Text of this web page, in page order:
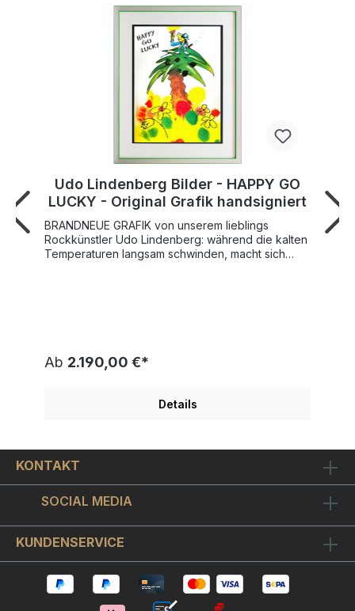
Udo Lindenberg Bilder - HAPPY GO
LUCKY - Original Grafik handsigniert
BRANDNEUE GRAFIK von unserem lieblings
Rockkünstler Udo Lindenberg: während die kalten
Temperaturen langsam schwinden, macht sich
kommen bei diesem Motiv die herrlich
"HAPPY GO LUCKY" ist vom Künstler handsigniert
und auf nur 300 Exemplare weltweit limitiert und
Nummerierung ist nur ein Beispiel. Einen
geschmackvollen Bilderrahmen wählen Sie bitte
oben in der Auswahlbox: einen zeitlosen
Silberrahmen in Echtsilberoptik mit Passepartout
oder einen besonders schicken ca. 3 cm breiten
silbernen Holz-Bilderrahmen mit schwarzen Innen-
und Außenkanten, Passepartout sowie
cm. Wir empfehlen Ihnen Museumsglas
hinzuzuwählen. Museumsglas für Bilder ist, wie
Ab 2.190,00 €*
Details
KONTAKT
SOCIAL MEDIA
KUNDENSERVICE